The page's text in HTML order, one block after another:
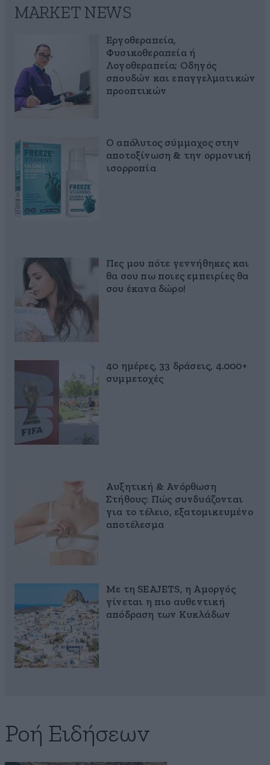
MARKET NEWS
Εργοθεραπεία,
Φυσικοθεραπεία ή
Λογοθεραπεία; Οδηγός
σπουδών και επαγγελματικών
προοπτικών
Ο απόλυτος σύμμαχος στην
αποτοξίνωση & την ορμονική
ισορροπία
Πες μου πότε γεννήθηκες και
θα σου πω ποιες εμπειρίες θα
σου έκανα δώρο!
40 ημέρες, 33 δράσεις, 4.000+
συμμετοχές
Αυξητική & Ανόρθωση
Στήθους: Πώς συνδυάζονται
για το τέλειο, εξατομικευμένο
αποτέλεσμα
Με τη SEAJETS, η Αμοργός
γίνεται η πιο αυθεντική
απόδραση των Κυκλάδων
Ροή Ειδήσεων